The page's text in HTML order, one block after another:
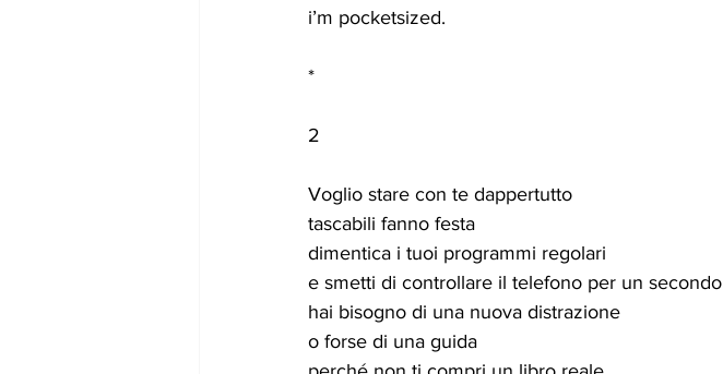
i’m pocketsized.
*
2
Voglio stare con te dappertutto
tascabili fanno festa
dimentica i tuoi programmi regolari
e smetti di controllare il telefono per un secondo
hai bisogno di una nuova distrazione
o forse di una guida